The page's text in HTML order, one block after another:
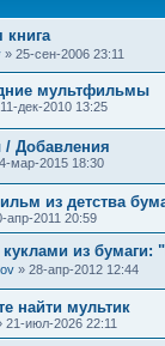
книга
» 25-сен-2006 23:11
мультфильмы
11-дек-2010 13:25
Добавления
мар-2015 18:30
из детства
апр-2011 20:59
куклами из бумаги:
» 28-апр-2012 12:44
найти мультик
21-июл-2026 22:11